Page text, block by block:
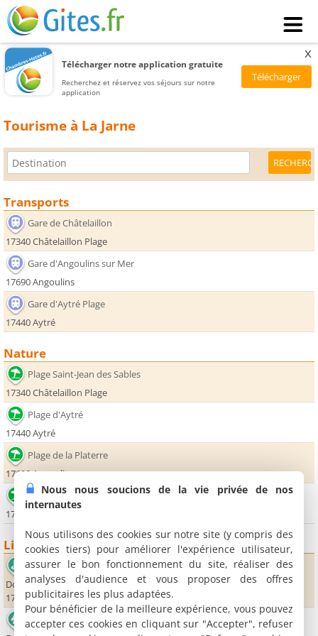
Télécharger notre application gratuite
Recherchez et réservez vos séjours sur notre
application
x
Tourisme à La Jarne
Transports
Gare de Châtelaillon
17340 Châtelaillon Plage
Gare d'Angoulins sur Mer
17690 Angoulins
Gare d'Aytré Plage
17440 Aytré
Nature
Plage Saint-Jean des Sables
17340 Châtelaillon Plage
Plage d'Aytré
17440 Aytré
Plage de la Platerre
17690 Angoulins
Plage du Loiron
17690 Angoulins
Lieux sportifs
Golf la Rochelle sud
Domaine de Pique Fesse
17220 La Jarne
Société hippique l'Aunis
Nous nous soucions de la vie privée de nos
internautes
Nous utilisons des cookies sur notre site (y compris des
cookies tiers) pour améliorer l'expérience utilisateur,
assurer le bon fonctionnement du site, réaliser des
analyses d'audience et vous proposer des offres
publicitaires les plus adaptées.
Pour bénéficier de la meilleure expérience, vous pouvez
accepter ces cookies en cliquant sur "Accepter", refuser